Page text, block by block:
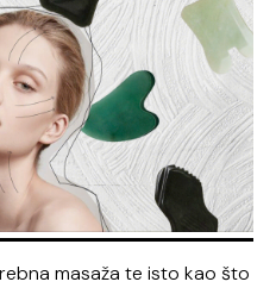
masaža te isto kao što